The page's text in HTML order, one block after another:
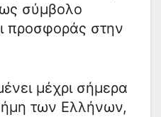
σύμβολο
προσφοράς στην
μέχρι σήμερα
των Ελλήνων,